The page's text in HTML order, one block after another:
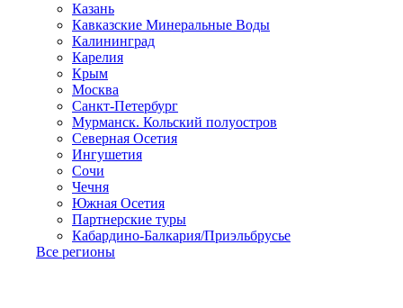
Казань
Кавказские Минеральные Воды
Калининград
Карелия
Крым
Москва
Санкт-Петербург
Мурманск. Кольский полуостров
Северная Осетия
Ингушетия
Сочи
Чечня
Южная Осетия
Партнерские туры
Кабардино-Балкария/Приэльбрусье
Все регионы